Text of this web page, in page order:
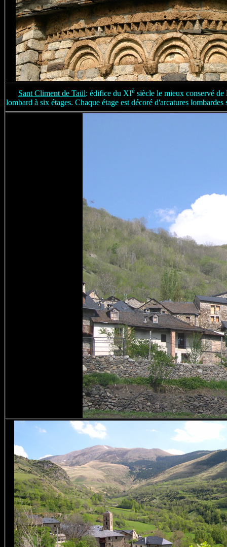
Sant Climent de Taül: édifice du XIè siècle le mieux conservé
lombard à six étages. Chaque étage est décoré d'arcatures